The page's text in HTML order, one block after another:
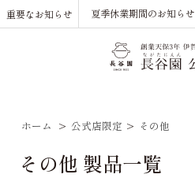
重要なお知らせ 夏季休業期間のお知らせ
ホーム > 公式店限定 > その他
その他 製品一覧